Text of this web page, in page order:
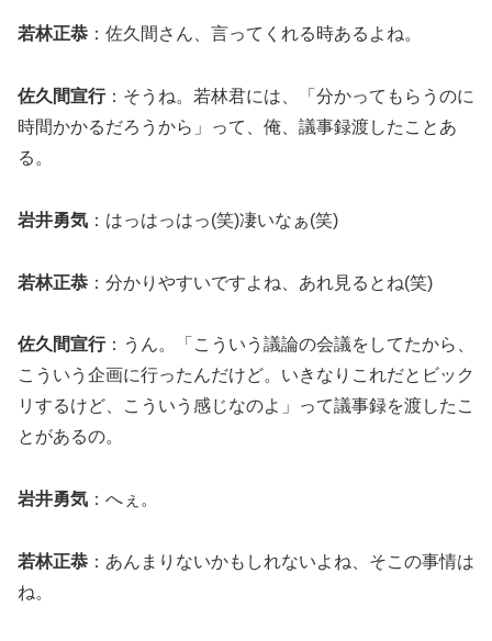
若林正恭 ：佐久間さん、言ってくれる時あるよね。
佐久間宣行：そうね。若林君には、「分かってもらうのに
時間かかるだろうから」って、俺、議事録渡したことあ
る。
岩井勇気 ：はっはっはっ(笑)凄いなぁ(笑)
若林正恭 ：分かりやすいですよね、あれ見るとね(笑)
佐久間宣行：うん。「こういう議論の会議をしてたから、
こういう企画に行ったんだけど。いきなりこれだとビック
リするけど、こういう感じなのよ」って議事録を渡したこ
とがあるの。
岩井勇気 ：へぇ。
若林正恭 ：あんまりないかもしれないよね、そこの事情は
ね。